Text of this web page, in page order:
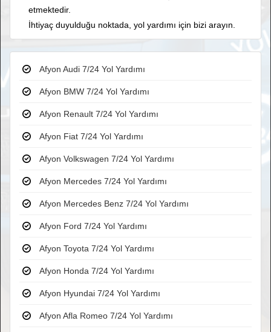
etmektedir.
İhtiyaç duyulduğu noktada, yol yardımı için bizi arayın.
Afyon Audi 7/24 Yol Yardımı
Afyon BMW 7/24 Yol Yardımı
Afyon Renault 7/24 Yol Yardımı
Afyon Fiat 7/24 Yol Yardımı
Afyon Volkswagen 7/24 Yol Yardımı
Afyon Mercedes 7/24 Yol Yardımı
Afyon Mercedes Benz 7/24 Yol Yardımı
Afyon Ford 7/24 Yol Yardımı
Afyon Toyota 7/24 Yol Yardımı
Afyon Honda 7/24 Yol Yardımı
Afyon Hyundai 7/24 Yol Yardımı
Afyon Afla Romeo 7/24 Yol Yardımı